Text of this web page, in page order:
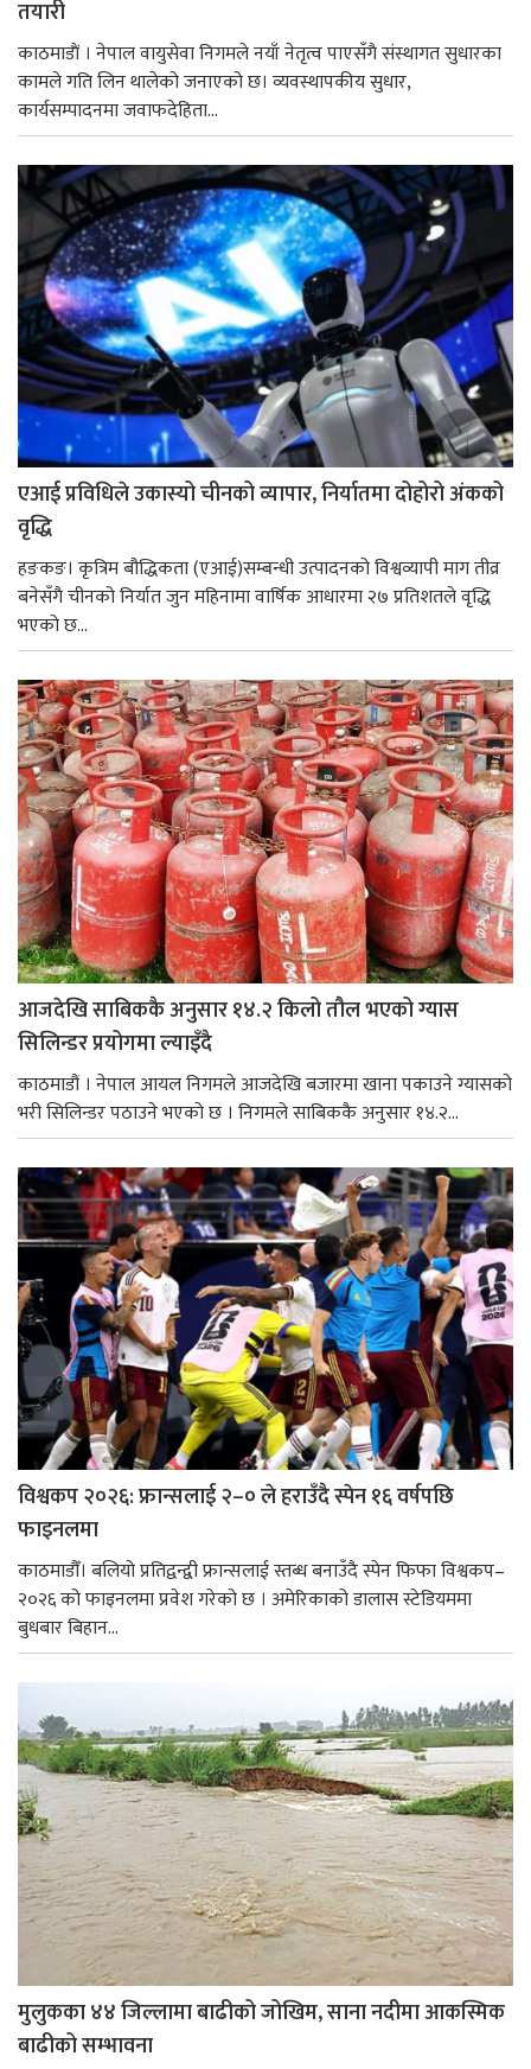
तयारी
काठमाडाैं । नेपाल वायुसेवा निगमले नयाँ नेतृत्व पाएसँगै संस्थागत सुधारका
कामले गति लिन थालेको जनाएको छ। व्यवस्थापकीय सुधार,
कार्यसम्पादनमा जवाफदेहिता...
एआई प्रविधिले उकास्यो चीनको व्यापार, निर्यातमा दोहोरो अंकको
वृद्धि
हङकङ। कृत्रिम बौद्धिकता (एआई)सम्बन्धी उत्पादनको विश्वव्यापी माग तीव्र
बनेसँगै चीनको निर्यात जुन महिनामा वार्षिक आधारमा २७ प्रतिशतले वृद्धि
भएको छ...
आजदेखि साबिककै अनुसार १४.२ किलो तौल भएको ग्यास
सिलिन्डर प्रयोगमा ल्याइँदै
काठमाडौं । नेपाल आयल निगमले आजदेखि बजारमा खाना पकाउने ग्यासको
भरी सिलिन्डर पठाउने भएको छ । निगमले साबिककै अनुसार १४.२...
विश्वकप २०२६: फ्रान्सलाई २–० ले हराउँदै स्पेन १६ वर्षपछि
फाइनलमा
काठमाडौँ। बलियो प्रतिद्वन्द्वी फ्रान्सलाई स्तब्ध बनाउँदै स्पेन फिफा विश्वकप–
२०२६ को फाइनलमा प्रवेश गरेको छ । अमेरिकाको डालास स्टेडियममा
बुधबार बिहान...
मुलुकका ४४ जिल्लामा बाढीको जोखिम, साना नदीमा आकस्मिक
बाढीको सम्भावना